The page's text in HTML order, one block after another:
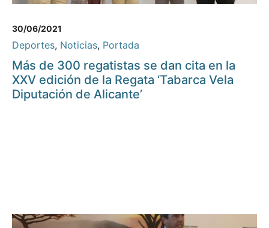
30/06/2021
Deportes, Noticias, Portada
Más de 300 regatistas se dan cita en la
XXV edición de la Regata ‘Tabarca Vela
Diputación de Alicante’